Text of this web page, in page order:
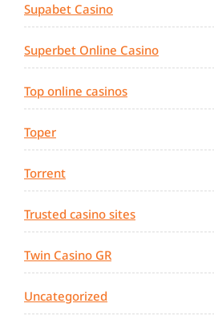
Supabet Casino
Superbet Online Casino
Top online casinos
Toper
Torrent
Trusted casino sites
Twin Casino GR
Uncategorized